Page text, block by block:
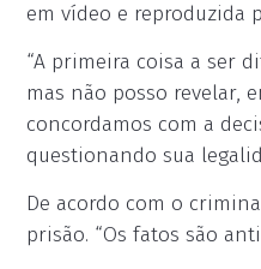
em vídeo e reproduzida
“A primeira coisa a ser
mas não posso revelar,
concordamos com a
questionando sua
De acordo com o
prisão. “Os fatos são